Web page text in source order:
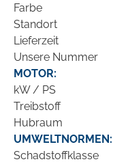
Farbe
Standort
Lieferzeit
Unsere Nummer
MOTOR:
kW / PS
Treibstoff
Hubraum
UMWELTNORMEN:
Schadstoffklasse